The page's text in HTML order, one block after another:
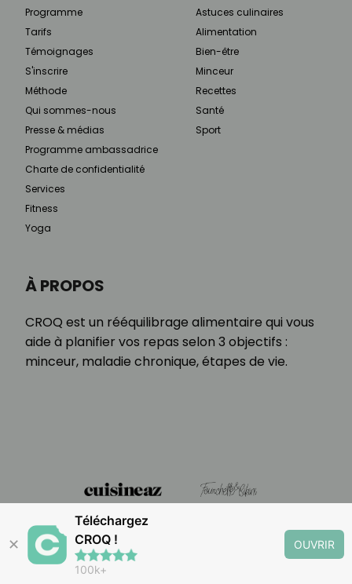
À PROPOS
CROQ est un rééquilibrage alimentaire qui vous
aide à planifier vos repas selon 3 objectifs :
minceur, maladie chronique, étapes de vie.
Programme
Tarifs
Témoignages
S'inscrire
Méthode
Qui sommes-nous
Presse & médias
Programme ambassadrice
Charte de confidentialité
Services
Fitness
Yoga
Astuces culinaires
Alimentation
Bien-être
Minceur
Recettes
Santé
Sport
✕
Téléchargez
CROQ !
100k+
OUVRIR